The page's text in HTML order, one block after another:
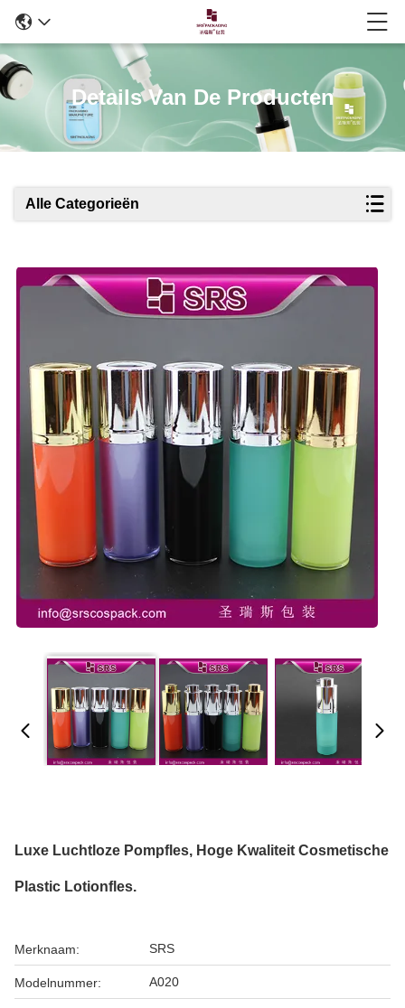
Details Van De Producten
Alle Categorieën
Luxe Luchtloze Pompfles, Hoge Kwaliteit Cosmetische
Plastic Lotionfles.
Merknaam: SRS
Modelnummer: A020